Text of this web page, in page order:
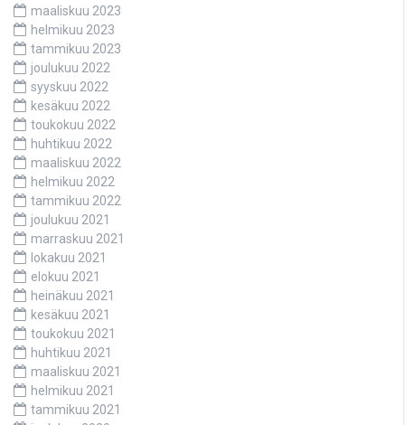
maaliskuu 2023
helmikuu 2023
tammikuu 2023
joulukuu 2022
syyskuu 2022
kesäkuu 2022
toukokuu 2022
huhtikuu 2022
maaliskuu 2022
helmikuu 2022
tammikuu 2022
joulukuu 2021
marraskuu 2021
lokakuu 2021
elokuu 2021
heinäkuu 2021
kesäkuu 2021
toukokuu 2021
huhtikuu 2021
maaliskuu 2021
helmikuu 2021
tammikuu 2021